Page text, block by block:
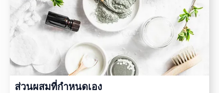
ส่วนผสมที่กำหนดเอง